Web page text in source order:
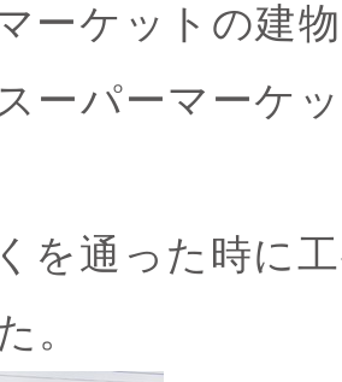
ーケットの建
ーパーマーケ
を通った時に
。